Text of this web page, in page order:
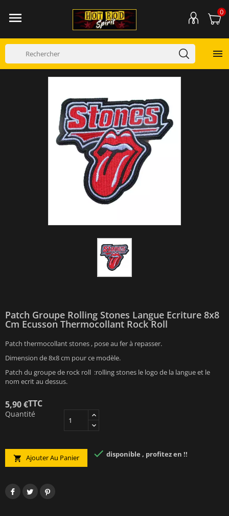
 0

Patch Groupe Rolling Stones Langue Ecriture 8x8
Cm Ecusson Thermocollant Rock Roll
Patch thermocollant stones , pose au fer à repasser.
Dimension de 8x8 cm pour ce modèle.
Patch du groupe de rock roll :rolling stones le logo de la langue et le
nom ecrit au dessus.
5,90 €TTC
Quantité
 Ajouter Au Panier  disponible , profitez en !!